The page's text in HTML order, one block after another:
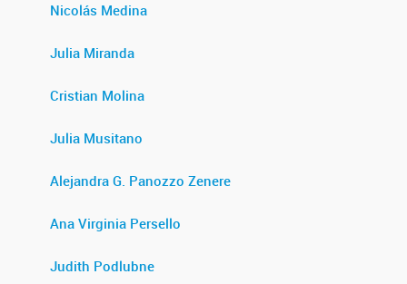
Nicolás Medina
Julia Miranda
Cristian Molina
Julia Musitano
Alejandra G. Panozzo Zenere
Ana Virginia Persello
Judith Podlubne